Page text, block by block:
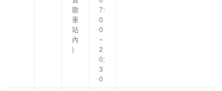
歌
車
站
內
)
7:
0
0
~
2
0:
3
0